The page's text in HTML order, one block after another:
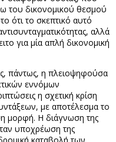
του δικονομικού θεσμού
ότι το σκεπτικό αυτό
αλλά
για μία απλή δικονομική
πάντως, η πλειοψηφούσα
εννόμων
η σχετική κρίση
με αποτέλεσμα το
μορφή. Η διάγνωση της
υποχρέωση της